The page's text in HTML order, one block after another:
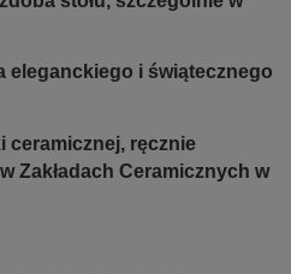
eleganckiego i świątecznego
ceramicznej, ręcznie
Zakładach Ceramicznych w